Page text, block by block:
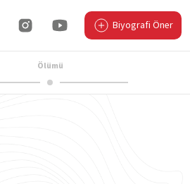
Biyografi Öner
Ölümü